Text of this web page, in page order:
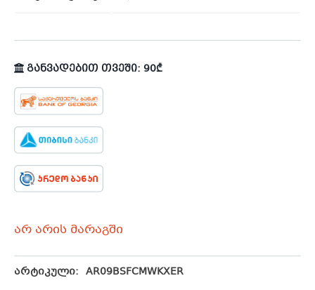
განვადებით თვეში: 90₾
არ არის მარაგში
არტიკული: AR09BSFCMWKXER